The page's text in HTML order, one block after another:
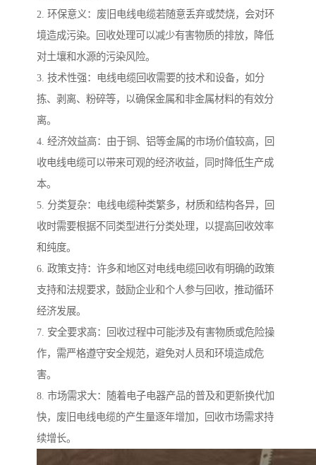
2. 环保意义：废旧电线电缆若随意丢弃或焚烧，会对环
境造成污染。回收处理可以减少有害物质的排放，降低
对土壤和水源的污染风险。
3. 技术性强：电线电缆回收需要的技术和设备，如分
拣、剥离、粉碎等，以确保金属和非金属材料的有效分
离。
4. 经济效益高：由于铜、铝等金属的市场价值较高，回
收电线电缆可以带来可观的经济收益，同时降低生产成
本。
5. 分类复杂：电线电缆种类繁多，材质和结构各异，回
收时需要根据不同类型进行分类处理，以提高回收效率
和纯度。
6. 政策支持：许多和地区对电线电缆回收有明确的政策
支持和法规要求，鼓励企业和个人参与回收，推动循环
经济发展。
7. 安全要求高：回收过程中可能涉及有害物质或危险操
作，需严格遵守安全规范，避免对人员和环境造成危
害。
8. 市场需求大：随着电子电器产品的普及和更新换代加
快，废旧电线电缆的产生量逐年增加，回收市场需求持
续增长。